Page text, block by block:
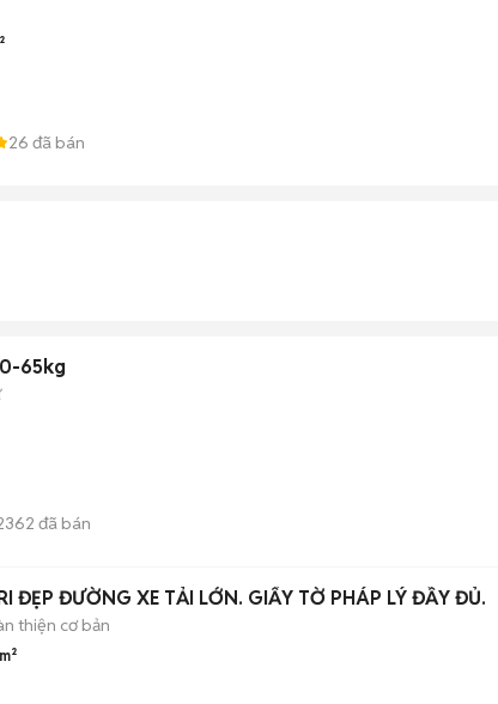
26 đã bán
65kg
đã bán
ĐẸP ĐƯỜNG XE TẢI LỚN. GIẤY TỜ PHÁP LÝ ĐẦY ĐỦ.
thiện cơ bản